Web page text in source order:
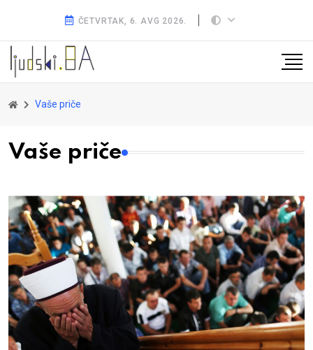
ČETVRTAK, 6. AVG 2026.
Vaše priče
Vaše priče